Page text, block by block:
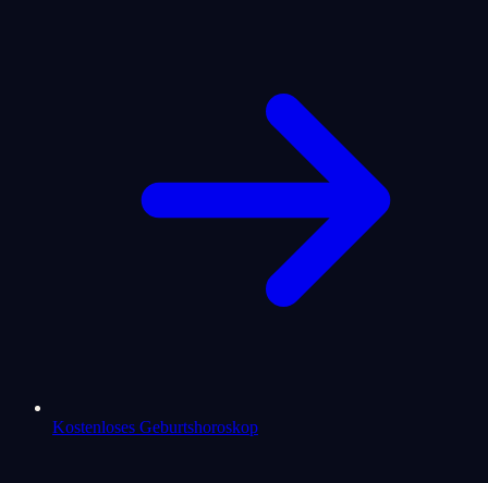
Kostenloses Geburtshoroskop